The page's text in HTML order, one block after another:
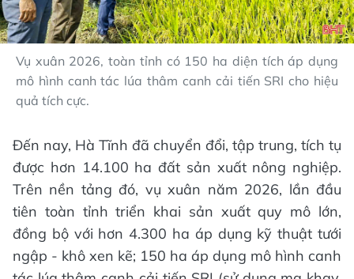
Vụ xuân 2026, toàn tỉnh có 150 ha diện tích áp dụng
mô hình canh tác lúa thâm canh cải tiến SRI cho hiệu
quả tích cực.
Đến nay, Hà Tĩnh đã chuyển đổi, tập trung, tích tụ
được hơn 14.100 ha đất sản xuất nông nghiệp.
Trên nền tảng đó, vụ xuân năm 2026, lần đầu
tiên toàn tỉnh triển khai sản xuất quy mô lớn,
đồng bộ với hơn 4.300 ha áp dụng kỹ thuật tưới
ngập - khô xen kẽ; 150 ha áp dụng mô hình canh